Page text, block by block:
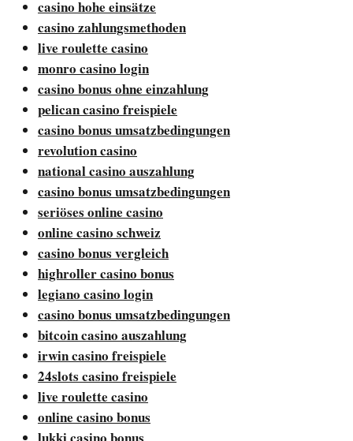
casino hohe einsätze
casino zahlungsmethoden
live roulette casino
monro casino login
casino bonus ohne einzahlung
pelican casino freispiele
casino bonus umsatzbedingungen
revolution casino
national casino auszahlung
casino bonus umsatzbedingungen
seriöses online casino
online casino schweiz
casino bonus vergleich
highroller casino bonus
legiano casino login
casino bonus umsatzbedingungen
bitcoin casino auszahlung
irwin casino freispiele
24slots casino freispiele
live roulette casino
online casino bonus
lukki casino bonus